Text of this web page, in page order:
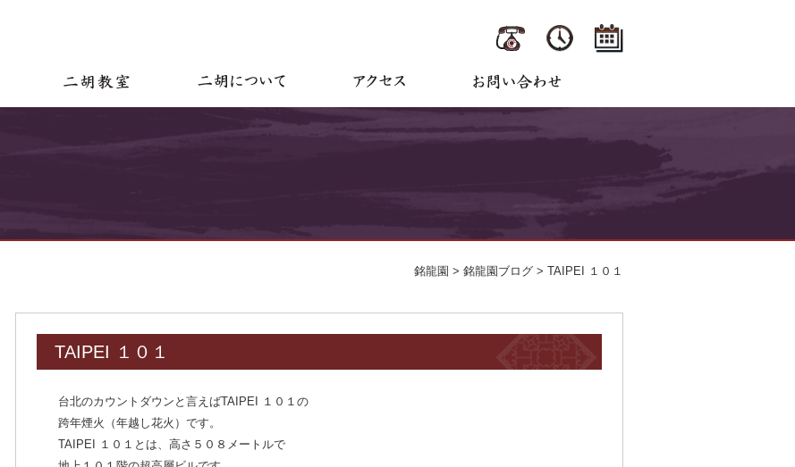
銘龍園 > 銘龍園ブログ > TAIPEI １０１
TAIPEI １０１
台北のカウントダウンと言えばTAIPEI １０１の
跨年煙火（年越し花火）です。
TAIPEI １０１とは、高さ５０８メートルで